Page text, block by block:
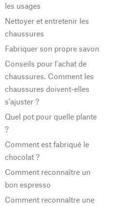
les usages
Nettoyer et entretenir les
chaussures
Fabriquer son propre savon
Conseils pour l'achat de
chaussures. Comment les
chaussures doivent-elles
s'ajuster ?
Quel pot pour quelle plante
?
Comment est fabriqué le
chocolat ?
Comment reconnaître un
bon espresso
Comment reconnaître une